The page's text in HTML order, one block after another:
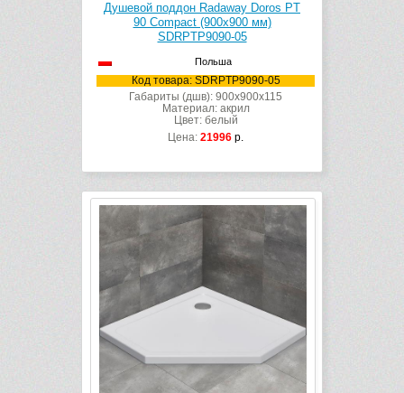
Душевой поддон Radaway Doros PT
90 Compact (900х900 мм)
SDRPTP9090-05
Польша
Код товара: SDRPTP9090-05
Габариты (дшв): 900x900x115
Материал: акрил
Цвет: белый
Цена: 21996 р.